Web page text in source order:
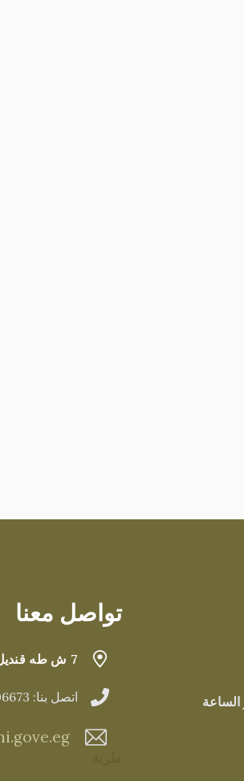
الساعة
تواصل معنا
7 ش طه قنديل المطرية
اتصل بنا: 0222506673